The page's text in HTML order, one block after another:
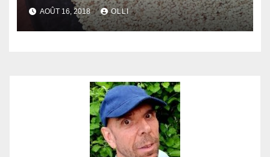
AOÛT 16, 2018 OLLI